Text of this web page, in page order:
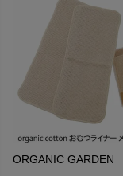
ORGANIC GARDEN